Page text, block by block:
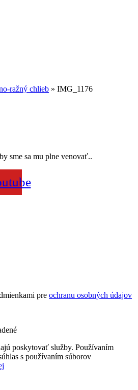
ražný chlieb » IMG_1176
sme sa mu plne venovať..
pre ochranu osobných údajov
poskytovať služby. Používaním
s používaním súborov